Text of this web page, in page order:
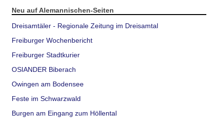
Neu auf Alemannischen-Seiten
Dreisamtäler - Regionale Zeitung im Dreisamtal
Freiburger Wochenbericht
Freiburger Stadtkurier
OSIANDER Biberach
Owingen am Bodensee
Feste im Schwarzwald
Burgen am Eingang zum Höllental